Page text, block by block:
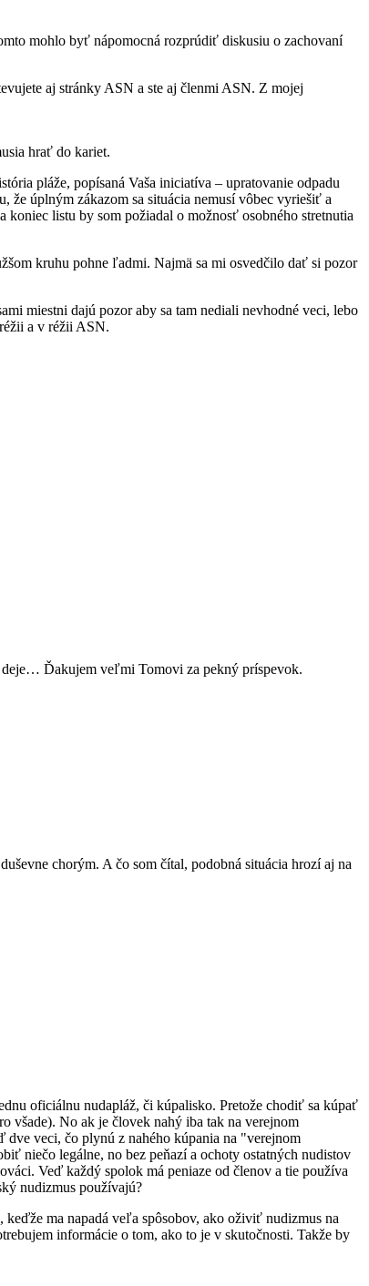
mohlo byť nápomocná rozprúdiť diskusiu o zachovaní
aj stránky ASN a ste aj členmi ASN. Z mojej
hrať do kariet.
pláže, popísaná Vaša iniciatíva – upratovanie odpadu
že úplným zákazom sa situácia nemusí vôbec vyriešiť a
listu by som požiadal o možnosť osobného stretnutia
kruhu pohne ľadmi. Najmä sa mi osvedčilo dať si pozor
miestni dajú pozor aby sa tam nediali nevhodné veci, lebo
a v réžii ASN.
deje… Ďakujem veľmi Tomovi za pekný príspevok.
chorým. A čo som čítal, podobná situácia hrozí aj na
oficiálnu nudapláž, či kúpalisko. Pretože chodiť sa kúpať
všade). No ak je človek nahý iba tak na verejnom
dve veci, čo plynú z nahého kúpania na "verejnom
niečo legálne, no bez peňazí a ochoty ostatných nudistov
Veď každý spolok má peniaze od členov a tie používa
nudizmus používajú?
ma napadá veľa spôsobov, ako oživiť nudizmus na
informácie o tom, ako to je v skutočnosti. Takže by